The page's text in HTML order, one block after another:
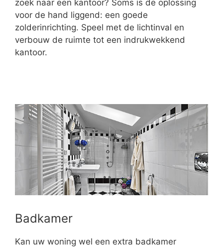
zoek naar een kantoor? Soms is de oplossing
voor de hand liggend: een goede
zolderinrichting. Speel met de lichtinval en
verbouw de ruimte tot een indrukwekkend
kantoor.
Badkamer
Kan uw woning wel een extra badkamer